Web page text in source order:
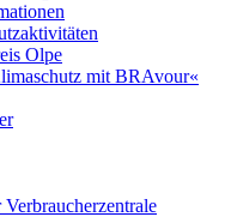
Olpe
mit BRAvour«